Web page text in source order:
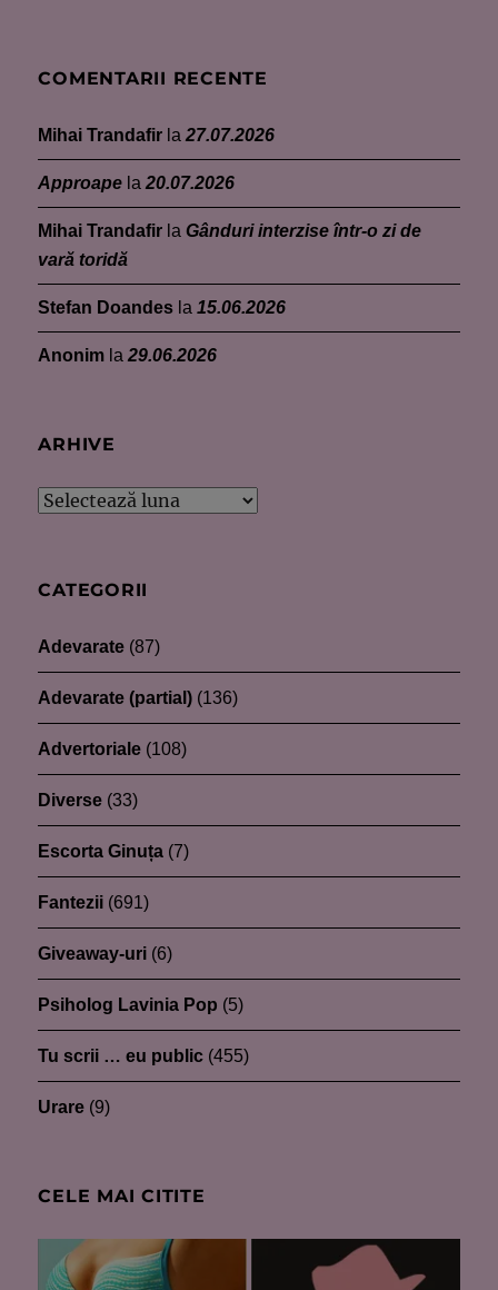
COMENTARII RECENTE
Mihai Trandafir la27.07.2026
Approape la20.07.2026
Mihai Trandafir la Gânduri interzise într-o zi de
vară toridă
Stefan Doandes la15.06.2026
Anonim la29.06.2026
ARHIVE
Arhive
CATEGORII
Adevarate (87)
Adevarate (partial) (136)
Advertoriale (108)
Diverse (33)
Escorta Ginuța (7)
Fantezii (691)
Giveaway-uri (6)
Psiholog Lavinia Pop (5)
Tu scrii … eu public (455)
Urare (9)
CELE MAI CITITE